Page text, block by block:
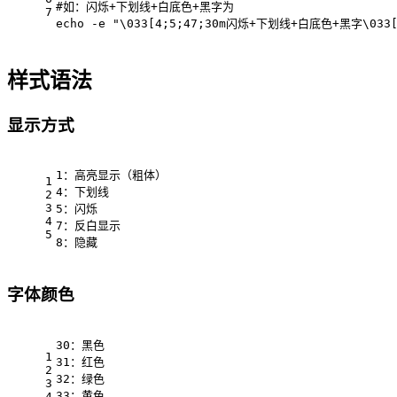
7 #如：闪烁+下划线+白底色+黑字为
echo -e "\033[4;5;47;30m闪烁+下划线+白底色+黑字
样式语法
显示方式
1
2
3
4
5
1：高亮显示（粗体）
4：下划线
5：闪烁
7：反白显示
8：隐藏
字体颜色
1
2
3
30：黑色
31：红色
32：绿色